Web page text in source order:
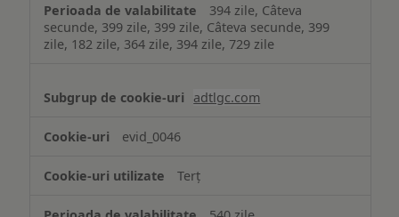
394 zile, Câteva
secunde, 399 zile, 399 zile, Câteva secunde, 399
zile, 182 zile, 364 zile, 394 zile, 729 zile
adtlgc.com
evid_0046
Terț